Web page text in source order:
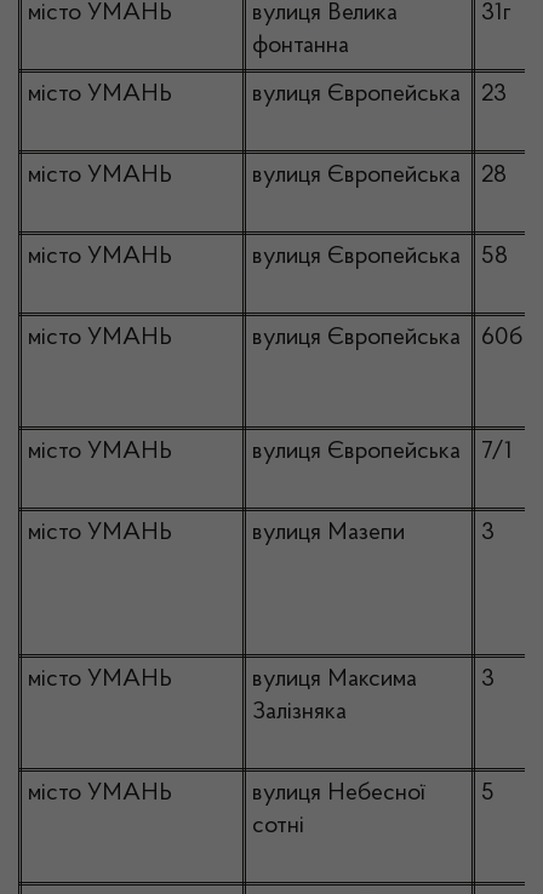
місто УМАНЬ
вулиця Велика
фонтанна
31г
місто УМАНЬ вулиця Європейська 23
місто УМАНЬ вулиця Європейська 28
місто УМАНЬ вулиця Європейська 58
місто УМАНЬ вулиця Європейська 60б
місто УМАНЬ вулиця Європейська 7/1
місто УМАНЬ вулиця Мазепи 3
місто УМАНЬ
вулиця Максима
Залізняка
3
місто УМАНЬ
вулиця Небесної
сотні
5